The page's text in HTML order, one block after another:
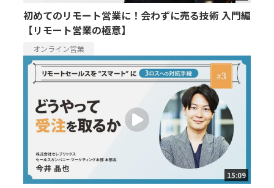
初めてのリモート営業に！会わずに売る技術 入門編
【リモート営業の極意】
オンライン営業
15:09